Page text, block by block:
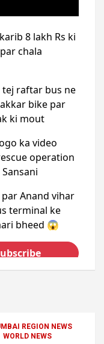
REGION NEWS
WORLD NEWS